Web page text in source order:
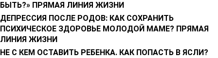
БЫТЬ?» ПРЯМАЯ ЛИНИЯ ЖИЗНИ
ДЕПРЕССИЯ ПОСЛЕ РОДОВ: КАК СОХРАНИТЬ
ПСИХИЧЕСКОЕ ЗДОРОВЬЕ МОЛОДОЙ МАМЕ? ПРЯМАЯ
ЛИНИЯ ЖИЗНИ
НЕ С КЕМ ОСТАВИТЬ РЕБЕНКА. КАК ПОПАСТЬ В ЯСЛИ?